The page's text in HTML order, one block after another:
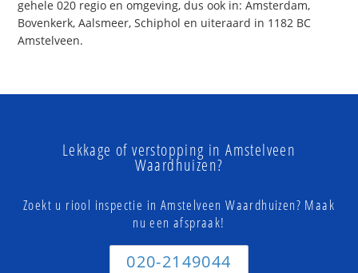
gehele 020 regio en omgeving, dus ook in: Amsterdam,
Bovenkerk, Aalsmeer, Schiphol en uiteraard in 1182 BC
Amstelveen.
Lekkage of verstopping in Amstelveen
Waardhuizen?
Zoekt u riool inspectie in Amstelveen Waardhuizen? Maak
nu een afspraak!
020-2149044